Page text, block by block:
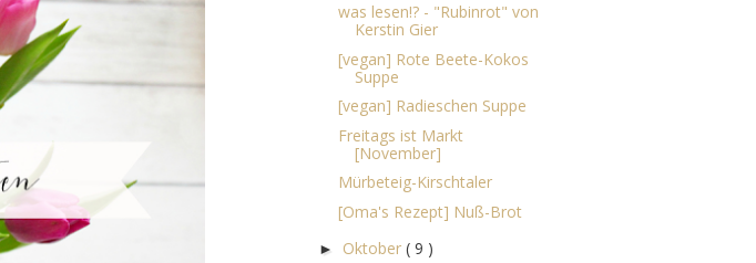
was lesen!? - "Rubinrot" von
Kerstin Gier
[vegan] Rote Beete-Kokos
Suppe
[vegan] Radieschen Suppe
Freitags ist Markt
[November]
Mürbeteig-Kirschtaler
[Oma's Rezept] Nuß-Brot
► Oktober ( 9 )